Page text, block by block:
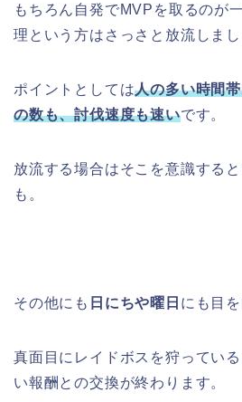
もちろん自発でMVPを取るのが
理という方はさっさと放流しまし
ポイントとしては人の多い時間
の数も、討伐速度も速いです。
放流する場合はそこを意識する
も。
その他にも 日にちや曜日 にも目
真面目にレイドボスを狩ってい
い報酬との交換が終わります。